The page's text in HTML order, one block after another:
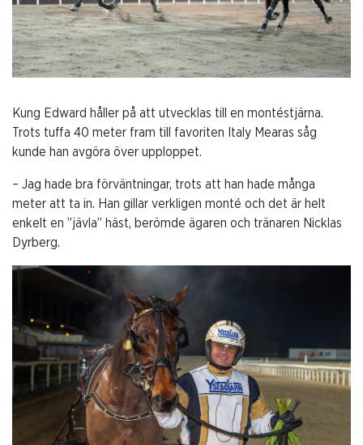
Kung Edward håller på att utvecklas till en montéstjärna.
Trots tuffa 40 meter fram till favoriten Italy Mearas såg
kunde han avgöra över upploppet.
– Jag hade bra förväntningar, trots att han hade många
meter att ta in. Han gillar verkligen monté och det är helt
enkelt en ”jävla” häst, berömde ägaren och tränaren Nicklas
Dyrberg.